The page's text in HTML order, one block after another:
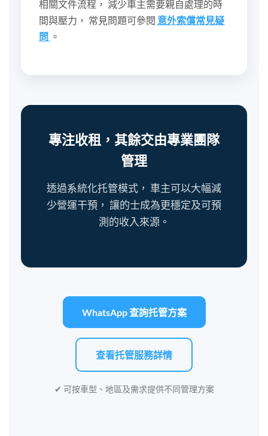
相關文件流程， 減少車主需要親自處理的時
間與壓力， 常見問題可參閱 意外索償常見疑
問 。
專注收租，其餘交由專業團隊
管理
透過系統化托管模式， 車主可以大幅減
少營運干預， 讓的士成為更穩定及可預
測的收入來源。
WhatsApp 查詢托管方案
查看托管服務詳情
✔ 可按車型、地區及需求提供不同管理方案